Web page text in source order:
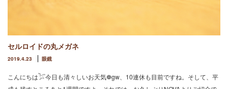
セルロイドの丸メガネ
2019.4.23 眼鏡
こんにちは𓅯今日も清々しいお天気❁gw、10連休も目前ですね。そして、平